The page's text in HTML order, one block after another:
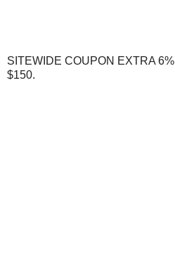
SITEWIDE COUPON EXTRA
$150.